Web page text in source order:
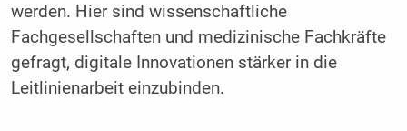
werden. Hier sind wissenschaftliche
Fachgesellschaften und medizinische Fachkräfte
gefragt, digitale Innovationen stärker in die
Leitlinienarbeit einzubinden.